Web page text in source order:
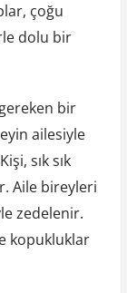
çoğu
dolu bir
bir
ailesiyle
sık sık
Aile bireyleri
zedelenir.
kopukluklar